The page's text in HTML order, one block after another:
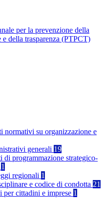
per la prevenzione della
e della trasparenza (PTPCT)
normativi su organizzazione e
generali 19
di programmazione strategico-
1
regionali 1
e codice di condotta 21
cittadini e imprese 1